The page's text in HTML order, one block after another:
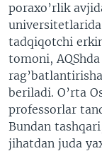
poraxo’rlik
universitetlarida
tadqiqotchi
tomoni,
beriladi. O’rta
professorlar
Bundan
jihatdan juda